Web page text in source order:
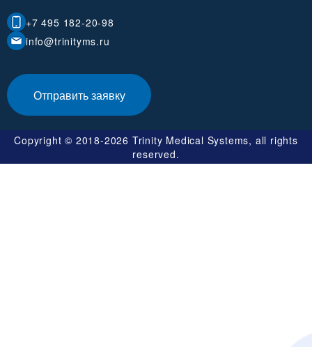
+7 495 182-20-98
info@trinityms.ru
Отправить заявку
Copyright © 2018-2026 Trinity Medical Systems, all rights
reserved.